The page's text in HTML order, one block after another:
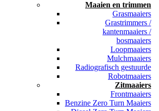
Maaien en trimmen
Grasmaaiers
Grastrimmers /
kantenmaaiers /
bosmaaiers
Loopmaaiers
Mulchmaaiers
Radiografisch gestuurde
Robotmaaiers
Zitmaaiers
Frontmaaiers
Benzine Zero Turn Maaiers